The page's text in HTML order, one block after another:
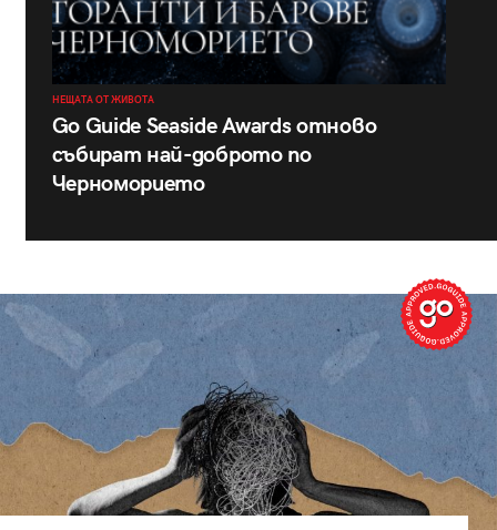
НЕЩАТА ОТ ЖИВОТА
Go Guide Seaside Awards отново
събират най-доброто по
Черноморието